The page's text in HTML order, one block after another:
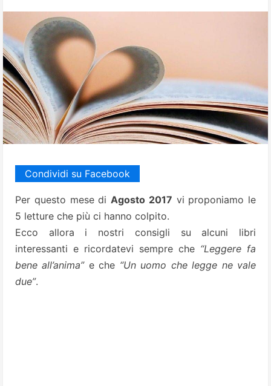
Condividi su Facebook
Per questo mese di Agosto 2017 vi proponiamo le
5 letture che più ci hanno colpito.
Ecco allora i nostri consigli su alcuni libri
interessanti e ricordatevi sempre che “Leggere fa
bene all’anima”e che “Un uomo che legge ne vale
due”.